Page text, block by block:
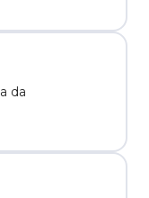
da